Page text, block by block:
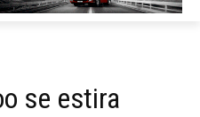
se estira